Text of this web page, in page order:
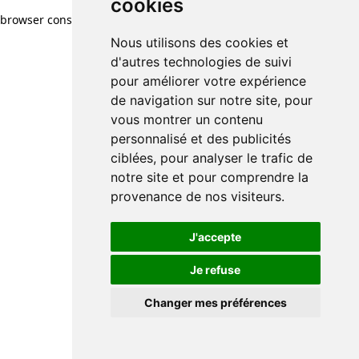
cookies
Nous utilisons des cookies et
d'autres technologies de suivi
pour améliorer votre expérience
de navigation sur notre site, pour
vous montrer un contenu
personnalisé et des publicités
ciblées, pour analyser le trafic de
notre site et pour comprendre la
provenance de nos visiteurs.
J'accepte
Je refuse
Changer mes préférences
browser console for more information)